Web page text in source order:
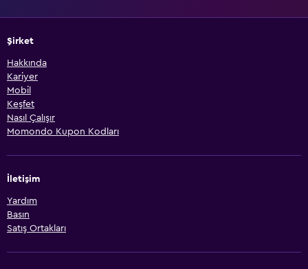
Şirket
Hakkında
Kariyer
Mobil
Keşfet
Nasıl Çalışır
Momondo Kupon Kodları
İletişim
Yardım
Basın
Satış Ortakları